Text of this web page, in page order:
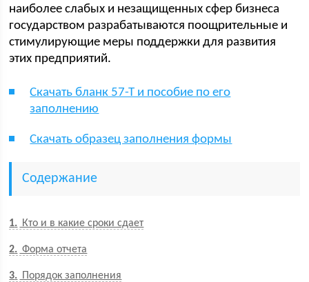
наиболее слабых и незащищенных сфер бизнеса
государством разрабатываются поощрительные и
стимулирующие меры поддержки для развития
этих предприятий.
Скачать бланк 57-Т и пособие по его
заполнению
Скачать образец заполнения формы
Содержание
1 Кто и в какие сроки сдает
2 Форма отчета
3
Порядок заполнения